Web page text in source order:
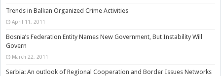
Trends in Balkan Organized Crime Activities
April 11, 2011
Bosnia’s Federation Entity Names New Government, But Instability Will
Govern
March 22, 2011
Serbia: An outlook of Regional Cooperation and Border Issues Networks